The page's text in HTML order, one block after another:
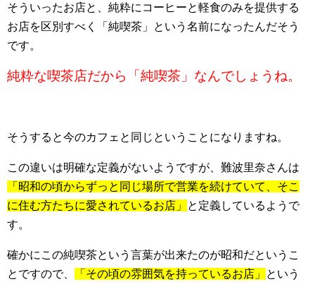
そういったお店と、純粋にコーヒーと軽食のみを提供する
お店を区別すべく「純喫茶」という名前になったんだそう
です。
純粋な喫茶店だから「純喫茶」なんでしょうね。
そうすると今のカフェと同じということになりますね。
この違いは明確な定義がないようですが、難波里奈さんは
「昭和の頃からずっと同じ場所で営業を続けていて、そこ
に住む方たちに愛されているお店」
と定義しているようで
す。
確かにこの純喫茶という言葉が出来たのが昭和だというこ
とですので、
「その頃の雰囲気を持っているお店」
という